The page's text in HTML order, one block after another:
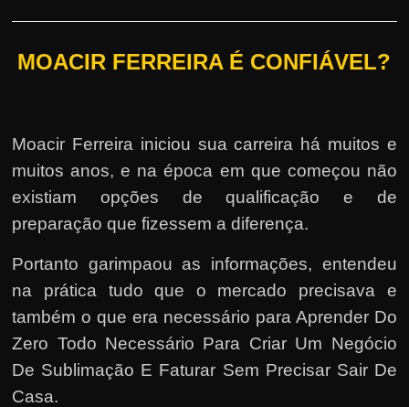
MOACIR FERREIRA É CONFIÁVEL?
Moacir Ferreira iniciou sua carreira há muitos e
muitos anos, e na época em que começou não
existiam opções de qualificação e de
preparação que fizessem a diferença.
Portanto garimpaou as informações, entendeu
na prática tudo que o mercado precisava e
também o que era necessário para Aprender Do
Zero Todo Necessário Para Criar Um Negócio
De Sublimação E Faturar Sem Precisar Sair De
Casa.